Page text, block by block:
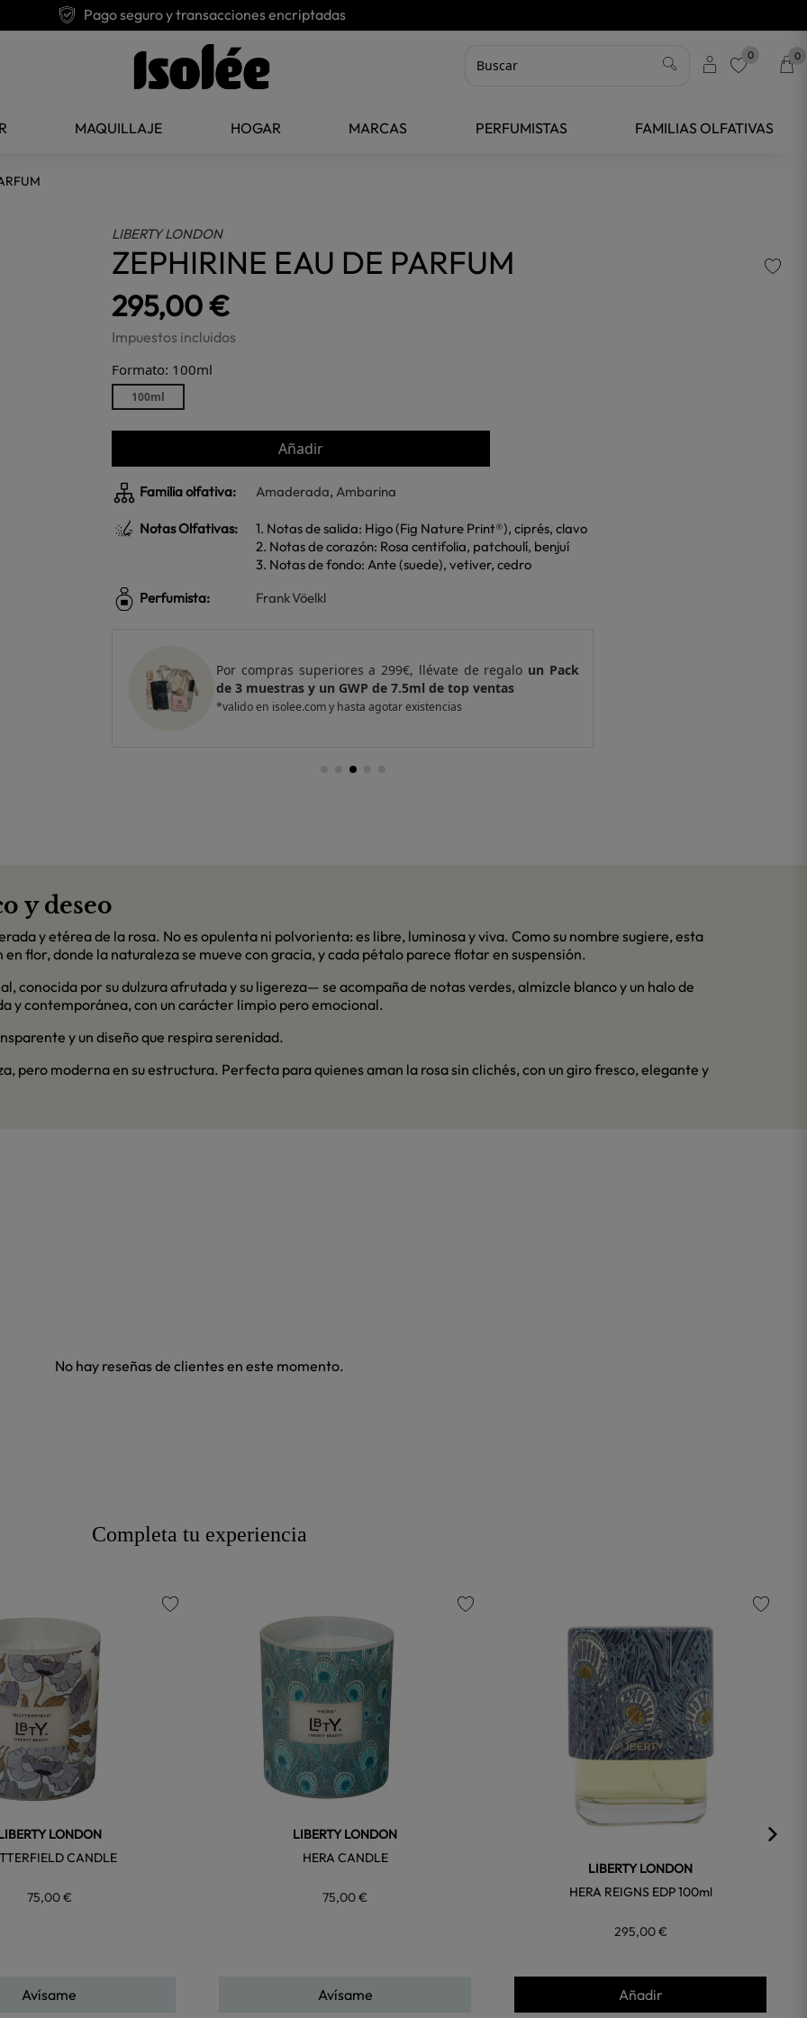
Pago seguro y transacciones encriptadas
0 0
MAQUILLAJE HOGAR MARCAS PERFUMISTAS FAMILIAS OLFATIVAS
LIBERTY LONDON
ZEPHIRINE EAU DE PARFUM
295,00 €
Impuestos incluidos
Formato: 100ml
100ml
Añadir
Familia olfativa: Amaderada, Ambarina
Notas Olfativas:
1. Notas de salida: Higo (Fig Nature Print®), ciprés, clavo
2. Notas de corazón: Rosa centifolia, patchoulí, benjuí
3. Notas de fondo: Ante (suede), vetiver, cedro
Perfumista:
Frank Vöelkl
Por compras superiores a 299€, llévate de regalo un Pack
de 3 muestras y un GWP de 7.5ml de top ventas
*valido en isolee.com y hasta agotar existencias
y deseo
y etérea de la rosa. No es opulenta ni polvorienta: es libre, luminosa y viva. Como su nombre sugiere, esta
flor, donde la naturaleza se mueve con gracia, y cada pétalo parece flotar en suspensión.
conocida por su dulzura afrutada y su ligereza— se acompaña de notas verdes, almizcle blanco y un halo de
y contemporánea, con un carácter limpio pero emocional.
y un diseño que respira serenidad.
pero moderna en su estructura. Perfecta para quienes aman la rosa sin clichés, con un giro fresco, elegante y
No hay reseñas de clientes en este momento.
Completa tu experiencia
LONDON
CANDLE
75,00 €
Avísame
LIBERTY LONDON
HERA CANDLE
75,00 €
Avísame
LIBERTY LONDON
HERA REIGNS EDP 100ml
295,00 €
Añadir